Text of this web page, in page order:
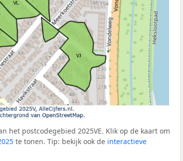
het postcodegebied 2025VE. Klik op de kaart om
te tonen. Tip: bekijk ook de interactieve